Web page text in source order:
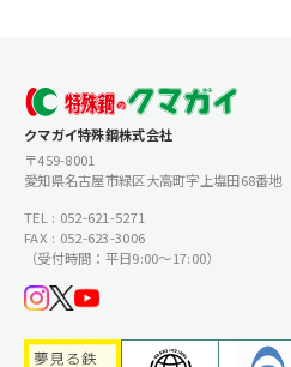
クマガイ特殊鋼株式会社
〒459-8001
愛知県名古屋市緑区大高町字上塩田68番地
TEL : 052-621-5271
FAX : 052-623-3006
（受付時間：平日9:00〜17:00）